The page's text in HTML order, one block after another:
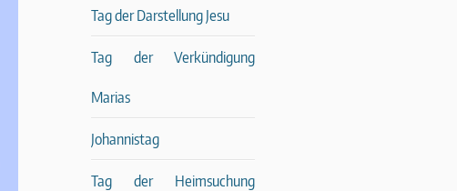
Tag der Darstellung Jesu
Tag der Verkündigung
Marias
Johannistag
Tag der Heimsuchung